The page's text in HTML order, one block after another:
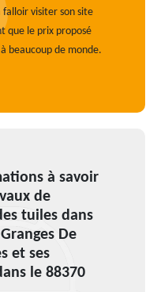
falloir visiter son site
que le prix proposé
beaucoup de monde.
à savoir
de
tuiles dans
De
et ses
le 88370